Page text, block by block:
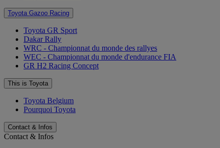
Toyota Gazoo Racing
Toyota GR Sport
Dakar Rally
WRC - Championnat du monde des rallyes
WEC - Championnat du monde d'endurance FIA
GR H2 Racing Concept
This is Toyota
Toyota Belgium
Pourquoi Toyota
Contact & Infos
Contact & Infos